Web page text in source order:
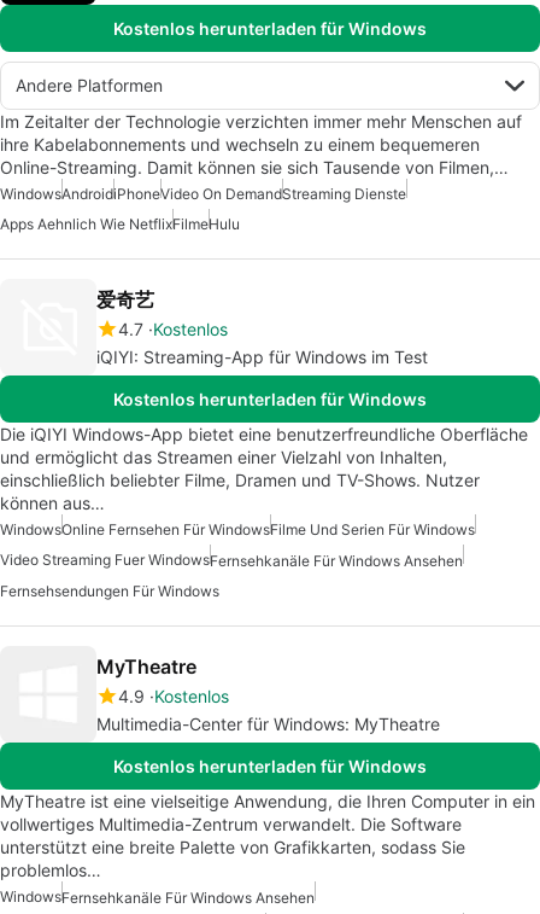
Kostenlos herunterladen für Windows
Andere Platformen
Im Zeitalter der Technologie verzichten immer mehr Menschen auf
ihre Kabelabonnements und wechseln zu einem bequemeren
Online-Streaming. Damit können sie sich Tausende von Filmen,…
WindowsAndroidiPhoneVideo On DemandStreaming Dienste
Apps Aehnlich Wie NetflixFilmeHulu
爱奇艺
4.7 Kostenlos
iQIYI: Streaming-App für Windows im Test
Kostenlos herunterladen für Windows
Die iQIYI Windows-App bietet eine benutzerfreundliche Oberfläche
und ermöglicht das Streamen einer Vielzahl von Inhalten,
einschließlich beliebter Filme, Dramen und TV-Shows. Nutzer
können aus…
WindowsOnline Fernsehen Für WindowsFilme Und Serien Für Windows
Video Streaming Fuer WindowsFernsehkanäle Für Windows Ansehen
Fernsehsendungen Für Windows
MyTheatre
4.9 Kostenlos
Multimedia-Center für Windows: MyTheatre
Kostenlos herunterladen für Windows
MyTheatre ist eine vielseitige Anwendung, die Ihren Computer in ein
vollwertiges Multimedia-Zentrum verwandelt. Die Software
unterstützt eine breite Palette von Grafikkarten, sodass Sie
problemlos…
WindowsFernsehkanäle Für Windows Ansehen